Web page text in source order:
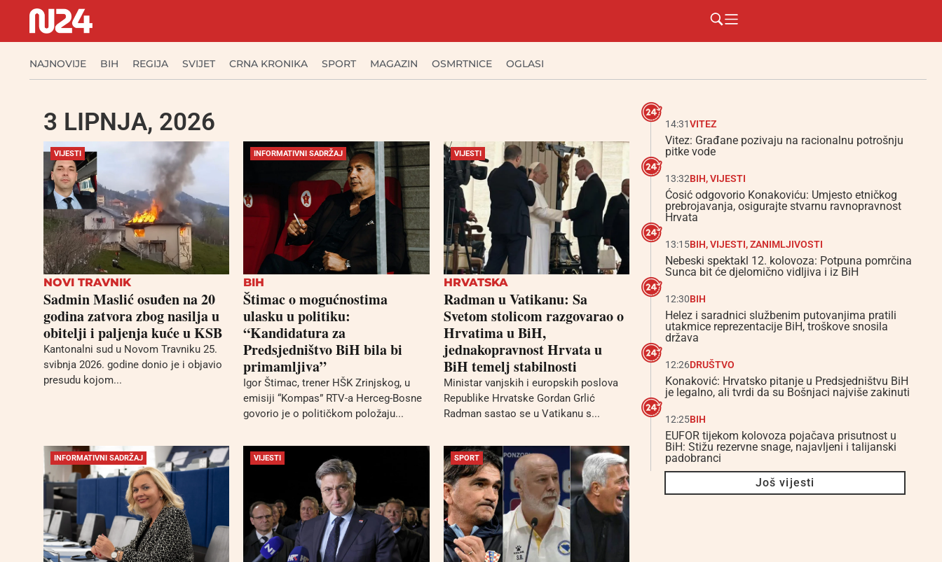
NAJNOVIJE BIH REGIJA SVIJET CRNA KRONIKA SPORT MAGAZIN OSMRTNICE OGLASI
3 LIPNJA, 2026
VIJESTI
NOVI TRAVNIK
Sadmin Maslić osuđen na 20
godina zatvora zbog nasilja u
obitelji i paljenja kuće u KSB
Kantonalni sud u Novom Travniku 25.
svibnja 2026. godine donio je i objavio
presudu kojom...
INFORMATIVNI SADRŽAJ
BIH
Štimac o mogućnostima
ulasku u politiku:
“Kandidatura za
Predsjedništvo BiH bila bi
primamljiva”
Igor Štimac, trener HŠK Zrinjskog, u
emisiji “Kompas” RTV-a Herceg-Bosne
govorio je o političkom položaju...
VIJESTI
HRVATSKA
Radman u Vatikanu: Sa
Svetom stolicom razgovarao o
Hrvatima u BiH,
jednakopravnost Hrvata u
BiH temelj stabilnosti
Ministar vanjskih i europskih poslova
Republike Hrvatske Gordan Grlić
Radman sastao se u Vatikanu s...
INFORMATIVNI SADRŽAJ VIJESTI SPORT
14:31VITEZ
Vitez: Građane pozivaju na racionalnu potrošnju
pitke vode
13:32BIH,VIJESTI
Ćosić odgovorio Konakoviću: Umjesto etničkog
prebrojavanja, osigurajte stvarnu ravnopravnost
Hrvata
13:15BIH,VIJESTI,ZANIMLJIVOSTI
Nebeski spektakl 12. kolovoza: Potpuna pomrčina
Sunca bit će djelomično vidljiva i iz BiH
12:30BIH
Helez i saradnici službenim putovanjima pratili
utakmice reprezentacije BiH, troškove snosila
država
12:26DRUŠTVO
Konaković: Hrvatsko pitanje u Predsjedništvu BiH
je legalno, ali tvrdi da su Bošnjaci najviše zakinuti
12:25BIH
EUFOR tijekom kolovoza pojačava prisutnost u
BiH: Stižu rezervne snage, najavljeni i talijanski
padobranci
Još vijesti